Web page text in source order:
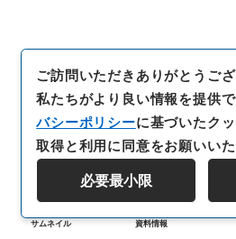
サムネイル 資料情報
ご訪問いただきありがとうござ
私たちがより良い情報を提供で
バシーポリシーに基づいたク
取得と利用に同意をお願いいた
必要最小限